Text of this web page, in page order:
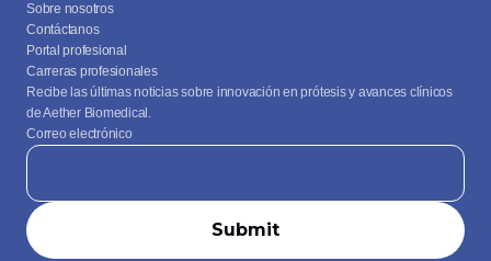
Sobre nosotros
Contáctanos
Portal profesional
Carreras profesionales
Recibe las últimas noticias sobre innovación en prótesis y avances clínicos
de Aether Biomedical.
Correo electrónico